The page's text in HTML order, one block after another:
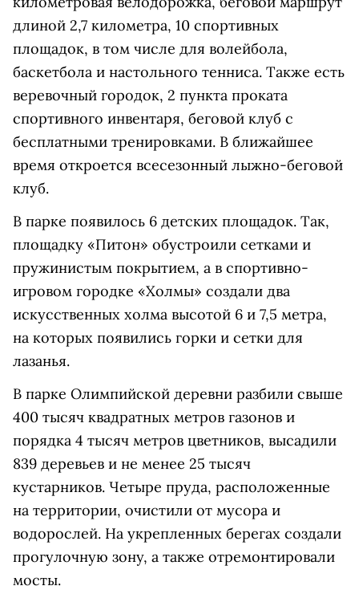
длиной 2,7 километра, 10 спортивных
площадок, в том числе для волейбола,
баскетбола и настольного тенниса. Также есть
веревочный городок, 2 пункта проката
спортивного инвентаря, беговой клуб с
бесплатными тренировками. В ближайшее
время откроется всесезонный лыжно-беговой
клуб.
В парке появилось 6 детских площадок. Так,
площадку «Питон» обустроили сетками и
пружинистым покрытием, а в спортивно-
игровом городке «Холмы» создали два
искусственных холма высотой 6 и 7,5 метра,
на которых появились горки и сетки для
лазанья.
В парке Олимпийской деревни разбили свыше
400 тысяч квадратных метров газонов и
порядка 4 тысяч метров цветников, высадили
839 деревьев и не менее 25 тысяч
кустарников. Четыре пруда, расположенные
на территории, очистили от мусора и
водорослей. На укрепленных берегах создали
прогулочную зону, а также отремонтировали
мосты.